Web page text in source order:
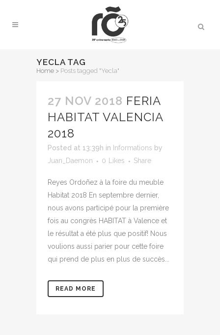
YECLA TAG
Home > Posts tagged "Yecla"
27 NOV 2018 FERIA
HABITAT VALENCIA
2018
Posted at 13:39h in Informations by
Juan_Daemon
0 Likes Share
Reyes Ordoñez à la foire du meuble
Habitat 2018 En septembre dernier,
nous avons participé pour la première
fois au congrès HABITAT à Valence et
le résultat a été plus que positif! Nous
voulions aussi parier pour cette foire
qui prend de plus en plus de succès...
READ MORE